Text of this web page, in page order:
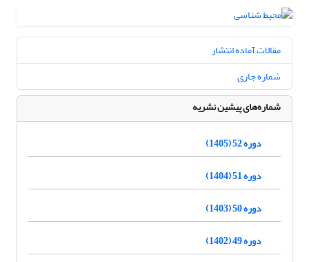
مقالات آماده انتشار
شماره جاری
شماره‌های پیشین نشریه
دوره 52 (1405)
دوره 51 (1404)
دوره 50 (1403)
دوره 49 (1402)